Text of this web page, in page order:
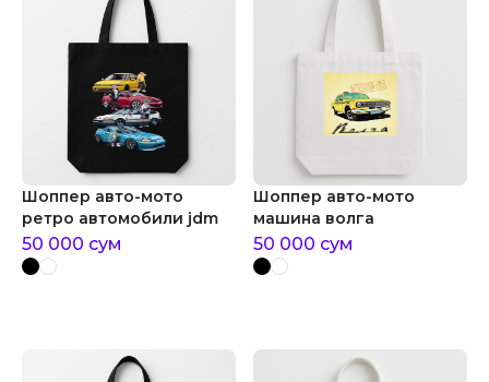
Шоппер авто-мото
ретро автомобили jdm
50 000 сум
Шоппер авто-мото
машина волга
50 000 сум